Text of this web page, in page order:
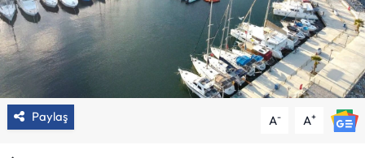
Paylaş A- A+